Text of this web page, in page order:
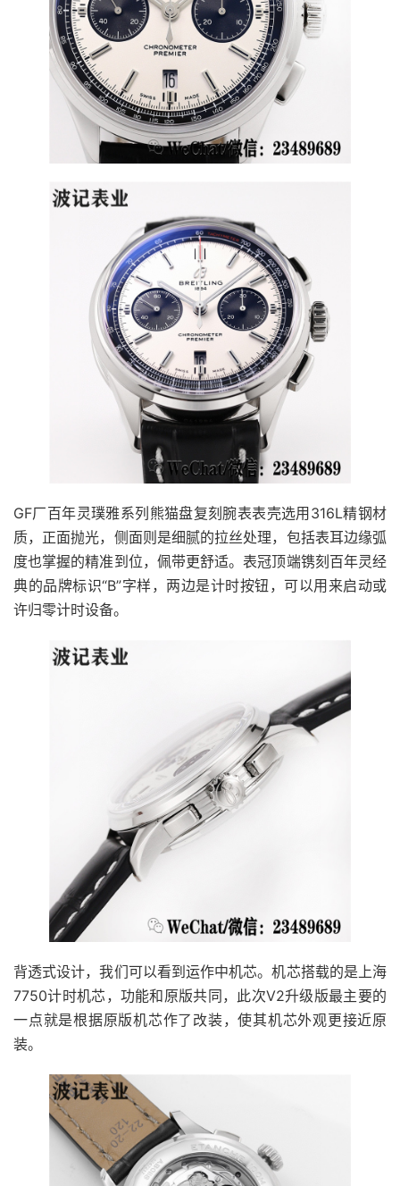
GF厂百年灵璞雅系列熊猫盘复刻腕表表壳选用316L精钢材
质，正面抛光，侧面则是细腻的拉丝处理，包括表耳边缘弧
度也掌握的精准到位，佩带更舒适。表冠顶端镌刻百年灵经
典的品牌标识“B”字样，两边是计时按钮，可以用来启动或
许归零计时设备。
背透式设计，我们可以看到运作中机芯。机芯搭载的是上海
7750计时机芯，功能和原版共同，此次V2升级版最主要的
一点就是根据原版机芯作了改装，使其机芯外观更接近原
装。